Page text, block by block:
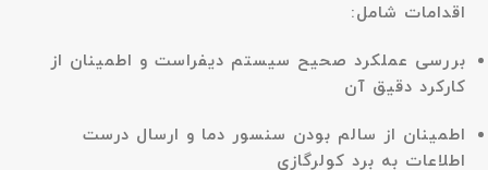
اقدامات شامل:
بررسی عملکرد صحیح سیستم دیفراست و اطمینان از
کارکرد دقیق آن
اطمینان از سالم بودن سنسور دما و ارسال درست
اطلاعات به برد کولرگازی